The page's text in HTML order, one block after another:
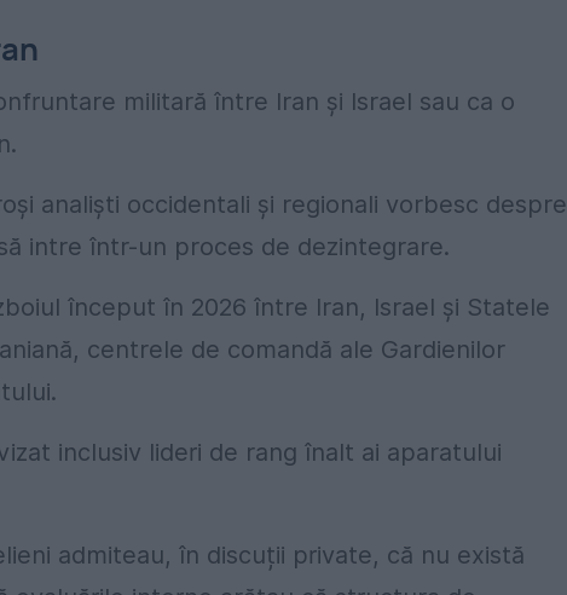
militară între Iran și Israel sau ca o
analiști occidentali și regionali vorbesc despre
intre într-un proces de dezintegrare.
început în 2026 între Iran, Israel și Statele
centrele de comandă ale Gardienilor
inclusiv lideri de rang înalt ai aparatului
admiteau, în discuții private, că nu există